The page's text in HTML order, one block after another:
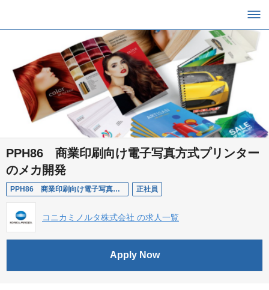
PPH86 商業印刷向け電子写真方式プリンター
のメカ開発
PPH86 商業印刷向け電子写真方式プリンターのメカ開発 正社員
コニカミノルタ株式会社 の求人一覧
Apply Now